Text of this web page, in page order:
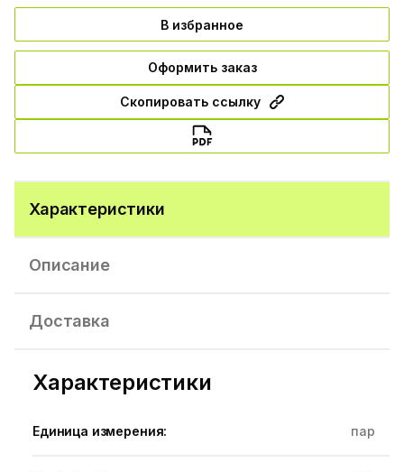
В избранное
Оформить заказ
Скопировать ссылку
Характеристики
Описание
Доставка
Характеристики
Единица измерения: пар